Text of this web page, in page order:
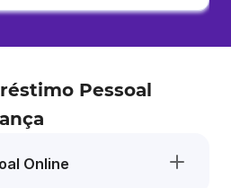
Pessoal
Online